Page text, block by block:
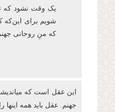
یک وقت نشود که
شویم برای این‌که
که منِ روحانی
این عقل است که
جهنم. عقل باید همه